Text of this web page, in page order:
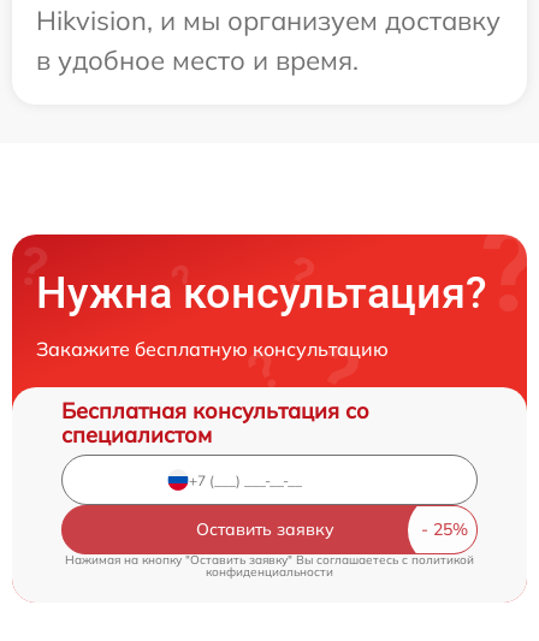
Hikvision, и мы организуем доставку
в удобное место и время.
Нужна консультация?
Закажите бесплатную консультацию
Бесплатная консультация со
специалистом
Оставить заявку
Нажимая на кнопку "Оставить заявку" Вы соглашаетесь c политикой
конфиденциальности